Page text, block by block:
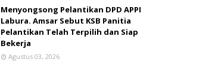
Menyongsong Pelantikan DPD APPI
Labura. Amsar Sebut KSB Panitia
Pelantikan Telah Terpilih dan Siap
Bekerja
Agustus 03, 2026